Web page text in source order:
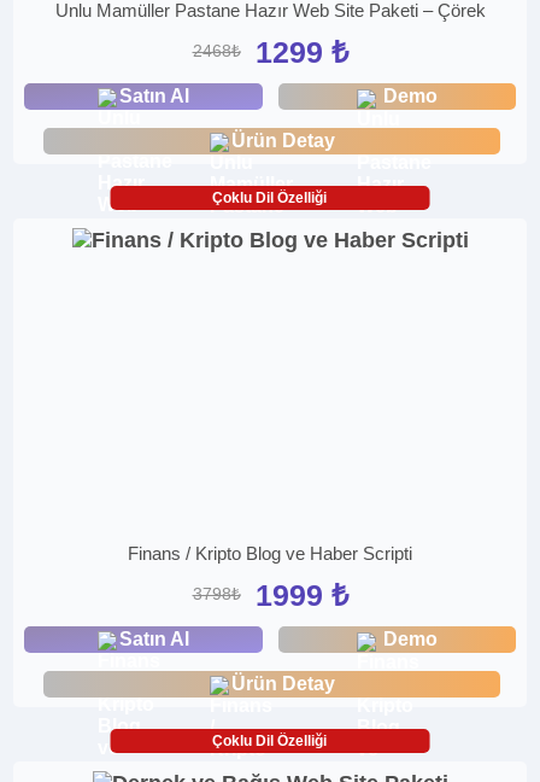
Unlu Mamüller Pastane Hazır Web Site Paketi – Çörek
2468₺ 1299 ₺
Satın Al Demo
Ürün Detay
Çoklu Dil Özelliği
Finans / Kripto Blog ve Haber Scripti
3798₺ 1999 ₺
Satın Al Demo
Ürün Detay
Çoklu Dil Özelliği